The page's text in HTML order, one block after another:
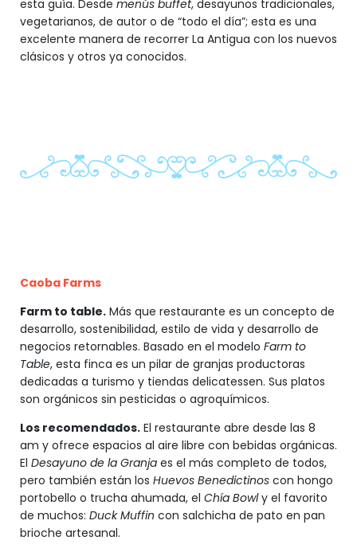
esta guía. Desde menús buffet, desayunos tradicionales,
vegetarianos, de autor o de “todo el día”; esta es una
excelente manera de recorrer La Antigua con los nuevos
clásicos y otros ya conocidos.
Caoba Farms
Farm to table. Más que restaurante es un concepto de
desarrollo, sostenibilidad, estilo de vida y desarrollo de
negocios retornables. Basado en el modelo Farm to
Table, esta finca es un pilar de granjas productoras
dedicadas a turismo y tiendas delicatessen. Sus platos
son orgánicos sin pesticidas o agroquímicos.
Los recomendados. El restaurante abre desde las 8
am y ofrece espacios al aire libre con bebidas orgánicas.
El Desayuno de la Granja es el más completo de todos,
pero también están los Huevos Benedictinos con hongo
portobello o trucha ahumada, el Chía Bowly el favorito
de muchos: Duck Muffin con salchicha de pato en pan
brioche artesanal.